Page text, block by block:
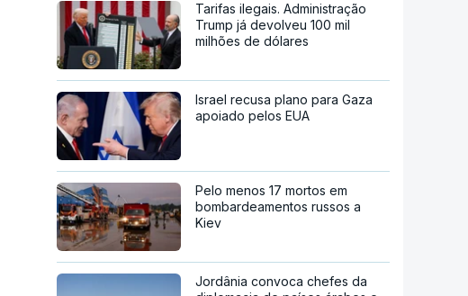
Tarifas ilegais. Administração
Trump já devolveu 100 mil
milhões de dólares
Israel recusa plano para Gaza
apoiado pelos EUA
Pelo menos 17 mortos em
bombardeamentos russos a
Kiev
Jordânia convoca chefes da